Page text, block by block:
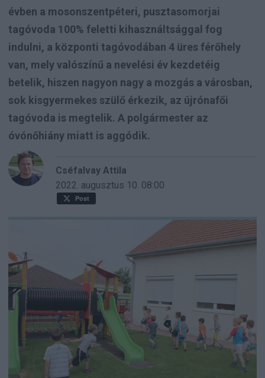
évben a mosonszentpéteri, pusztasomorjai
tagóvoda 100% feletti kihasználtsággal fog
indulni, a központi tagóvodában 4 üres férőhely
van, mely valószínű a nevelési év kezdetéig
betelik, hiszen nagyon nagy a mozgás a városban,
sok kisgyermekes szülő érkezik, az újrónafői
tagóvoda is megtelik. A polgármester az
óvónőhiány miatt is aggódik.
Cséfalvay Attila
2022. augusztus 10. 08:00
Post